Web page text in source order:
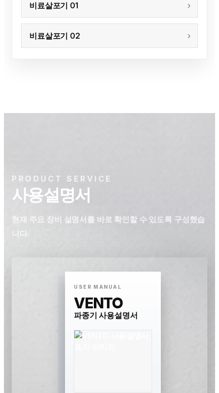
비료살포기 01
비료살포기 02
PRODUCT SERVICE
사용설명서
현재 주요 장비 설명서를 바로 확인할 수 있도록 구성했습
니다.
USER MANUAL
VENTO
파종기 사용설명서